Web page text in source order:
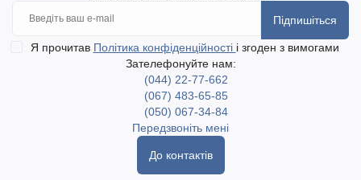
Підпишіться
Я прочитав Політика конфіденційності і згоден з вимогами
Зателефонуйте нам:
(044) 22-77-662
(067) 483-65-85
(050) 067-34-84
Передзвоніть мені
До контактів